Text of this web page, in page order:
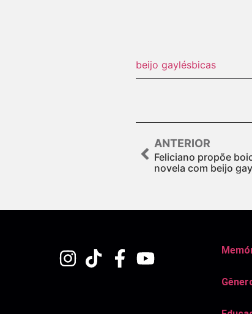
beijo gaylésbicas
ANTERIOR
Feliciano propõe
novela com beijo gay